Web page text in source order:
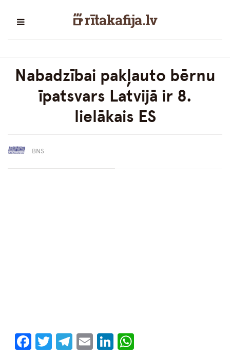
Nabadzībai pakļauto bērnu
īpatsvars Latvijā ir 8.
lielākais ES
BNS
Facebook
Twitter
Telegram
EmailLinkedIn